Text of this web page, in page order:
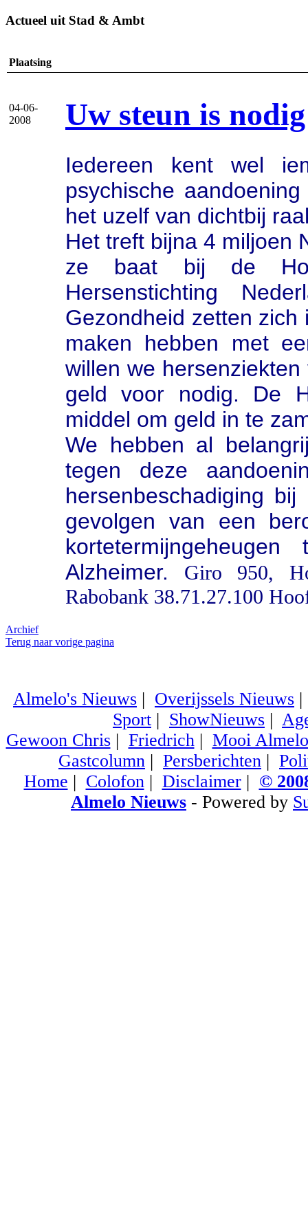
Actueel uit Stad & Ambt
Plaatsing
04-06-
2008
Uw steun is nodig
Iedereen kent wel
psychische
het uzelf van dichtbij
Het treft bijna 4 miljoen
ze baat bij de
Hersenstichting
Gezondheid zetten
maken hebben met
willen we
geld voor nodig. De
middel om geld in te
We hebben al
tegen deze
hersenbeschadiging
gevolgen van een
Alzheimer. Giro 950,
Rabobank 38.71.27.100
Archief
Terug naar vorige pagina
Almelo's Nieuws | Overijssels Nieuws
Sport | ShowNieuws |
Gewoon Chris| Friedrich| Mooi Almelo
Gastcolumn | Persberichten |
Home | Colofon| Disclaimer| ©
Almelo Nieuws - Powered by